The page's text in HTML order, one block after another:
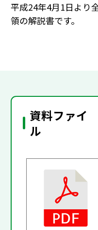
平成24年4月1日より
領の解説書です。
資料ファイ
ル